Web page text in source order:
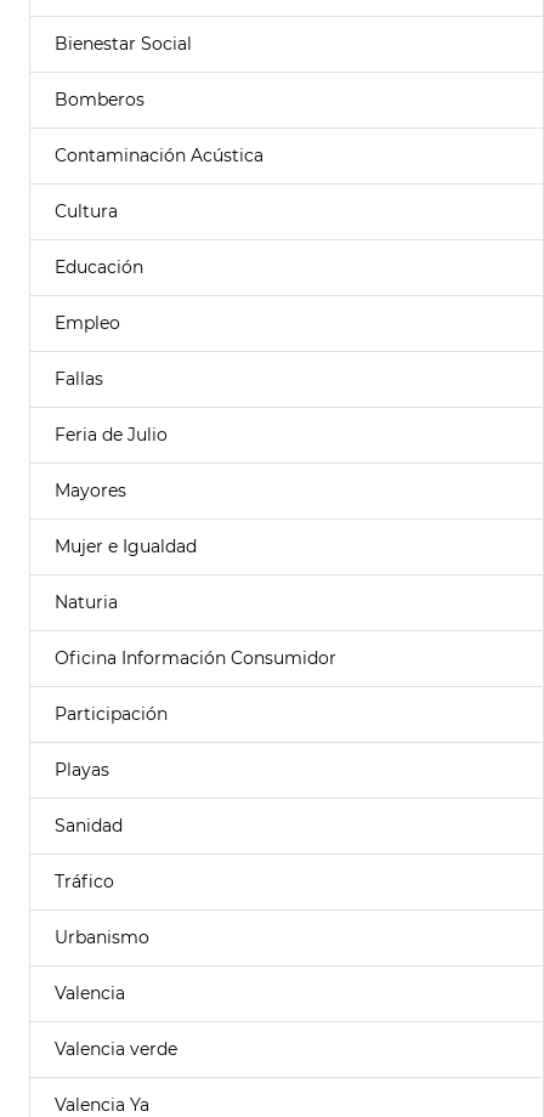
Bienestar Social
Bomberos
Contaminación Acústica
Cultura
Educación
Empleo
Fallas
Feria de Julio
Mayores
Mujer e Igualdad
Naturia
Oficina Información Consumidor
Participación
Playas
Sanidad
Tráfico
Urbanismo
Valencia
Valencia verde
Valencia Ya